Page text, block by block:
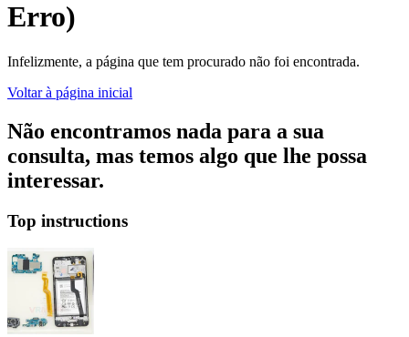
Erro)
Infelizmente, a página que tem procurado não foi encontrada.
Voltar à página inicial
Não encontramos nada para a sua
consulta, mas temos algo que lhe possa
interessar.
Top instructions